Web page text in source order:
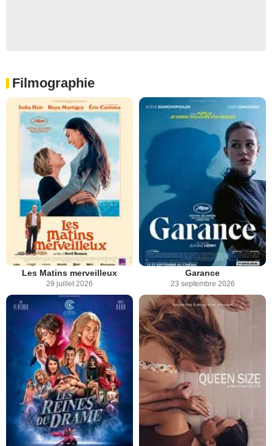
Filmographie
Les Matins merveilleux
29 juillet 2026
Garance
23 septembre 2026